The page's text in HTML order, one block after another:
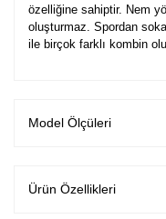
özelliğine sahiptir. Nem
oluşturmaz. Spordan
ile birçok farklı kombin
Model Ölçüleri
Ürün Özellikleri